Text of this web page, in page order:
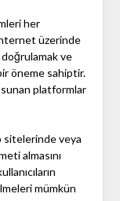
her
üzerinde
doğrulamak ve
öneme sahiptir.
platformlar
sitelerinde veya
almasını
mümkün